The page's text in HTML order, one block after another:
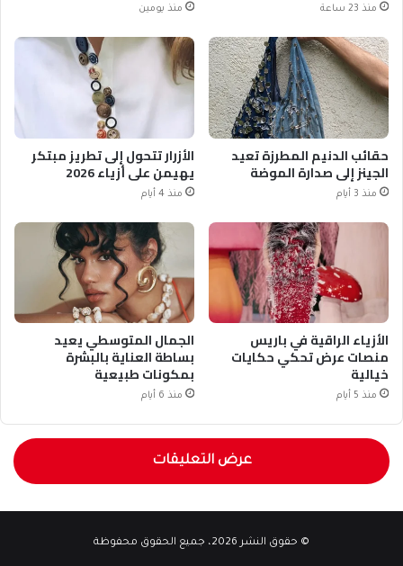
منذ 23 ساعة منذ يومين
حقائب الدنيم المطرزة تعيد
الجينز إلى صدارة الموضة
منذ 3 أيام
الأزرار تتحول إلى تطريز مبتكر
يهيمن على أزياء 2026
منذ 4 أيام
الأزياء الراقية في باريس
منصات عرض تحكي حكايات
خيالية
منذ 5 أيام
الجمال المتوسطي يعيد
بساطة العناية بالبشرة
بمكونات طبيعية
منذ 6 أيام
عرض التعليقات
© حقوق النشر 2026، جميع الحقوق محفوظة